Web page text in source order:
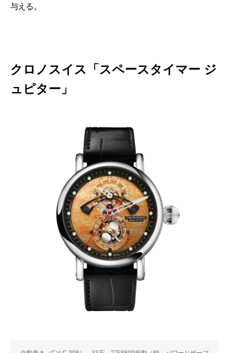
与える。
クロノスイス「スペースタイマー ジ
ュピター」